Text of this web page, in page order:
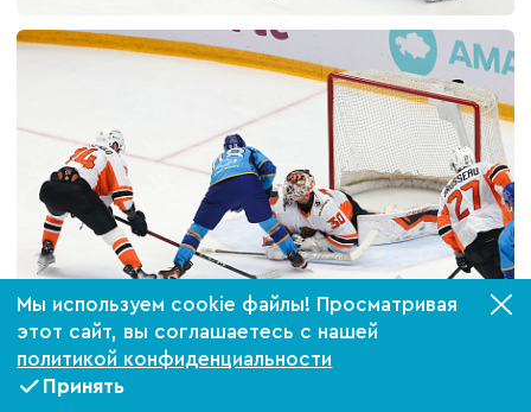
Мы используем cookie файлы! Просматривая
этот сайт, вы соглашаетесь с нашей
политикой конфиденциальности
ПринятьБилеты